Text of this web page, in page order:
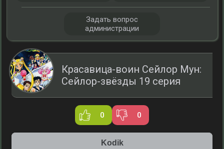
Красавица-воин Сейлор Мун:
Сейлор-звёзды 19 серия
0 0
Kodik
Задать вопрос
администрации